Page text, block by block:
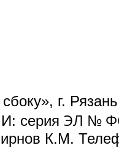
г.
серия ЭЛ №
К.М.